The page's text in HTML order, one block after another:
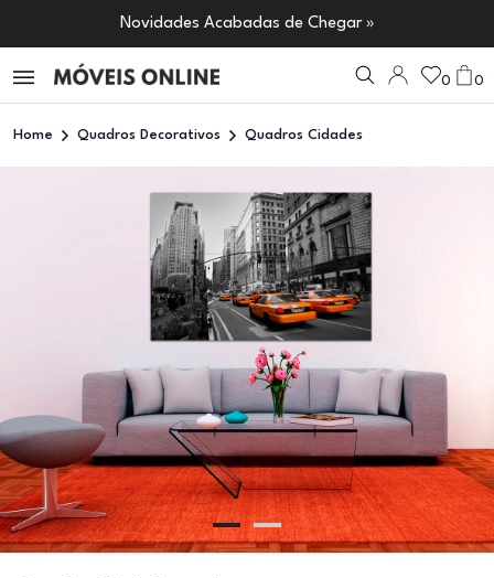
Novidades Acabadas de Chegar »
0 0
Home Quadros Decorativos Quadros Cidades